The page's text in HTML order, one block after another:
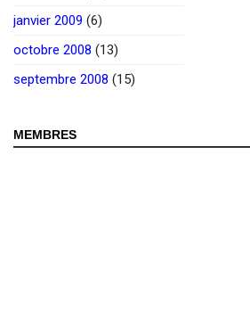
janvier 2009 (6)
octobre 2008 (13)
septembre 2008 (15)
MEMBRES